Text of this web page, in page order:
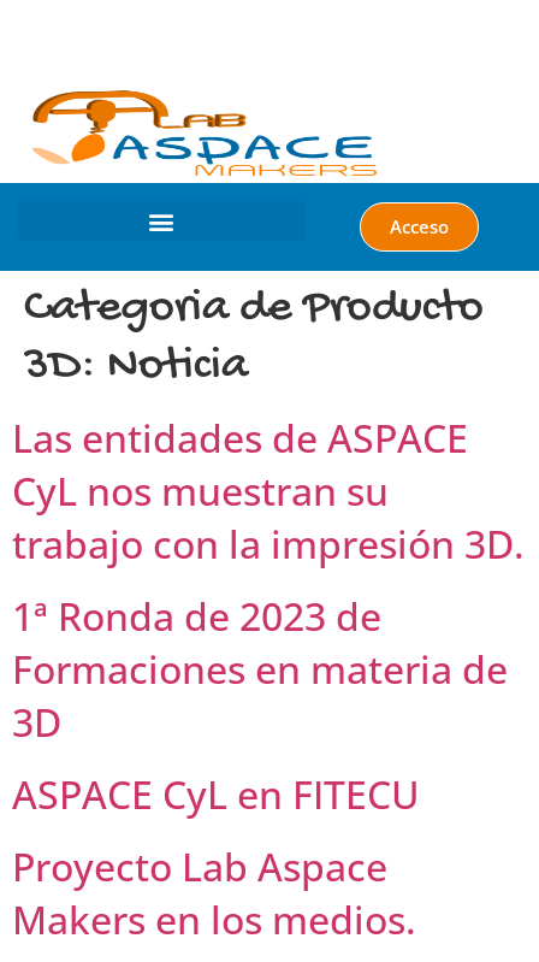
Acceso
Categoria de Producto
3D: Noticia
Las entidades de ASPACE
CyL nos muestran su
trabajo con la impresión 3D.
1ª Ronda de 2023 de
Formaciones en materia de
3D
ASPACE CyL en FITECU
Proyecto Lab Aspace
Makers en los medios.